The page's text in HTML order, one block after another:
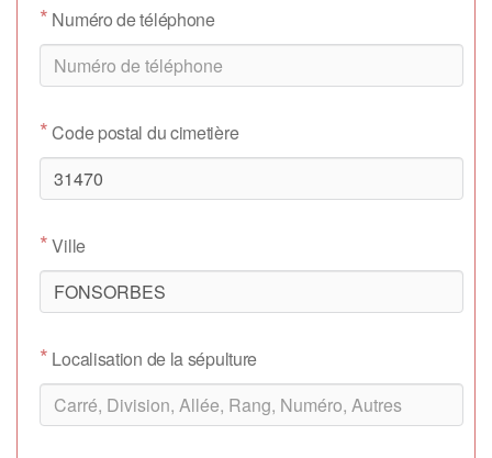
* Numéro de téléphone
*Code postal du cimetière
*Ville
* Localisation de la sépulture